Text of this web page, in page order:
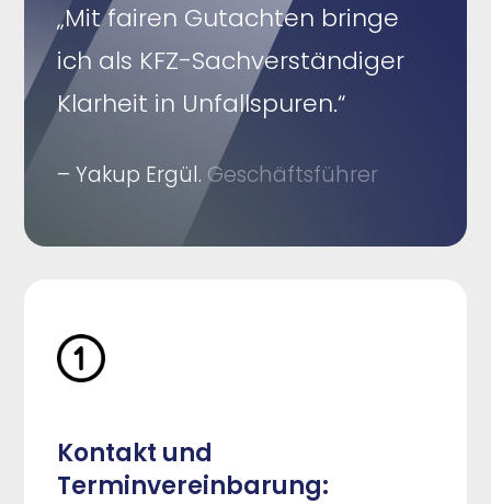
„Mit fairen Gutachten bringe
ich als KFZ-Sachverständiger
Klarheit in Unfallspuren.“
– Yakup Ergül. Geschäftsführer
Kontakt und
Terminvereinbarung: